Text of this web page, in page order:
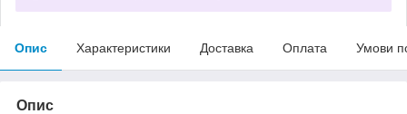
Опис Характеристики Доставка Оплата Умови
Опис